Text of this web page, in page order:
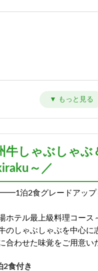
牛しゃぶしゃぶ
～／
泊2食グレードアッ
ホテル最上級料理コース
のしゃぶしゃぶを中心に
合わせた味覚をご用意い
2食付き